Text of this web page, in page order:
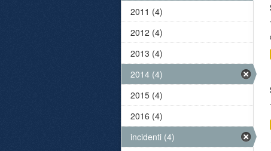
2011 (4)
2012 (4)
2013 (4)
2014 (4)
2015 (4)
2016 (4)
incidenti (4)